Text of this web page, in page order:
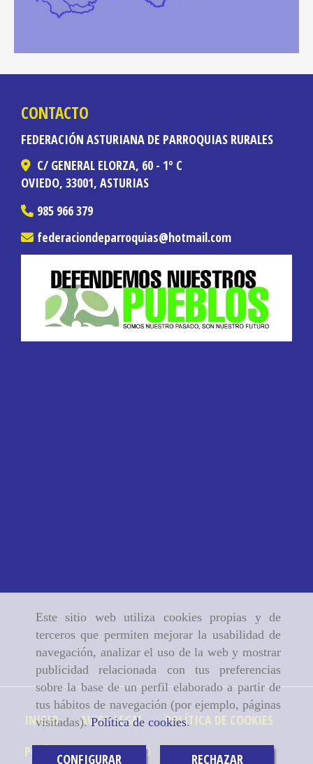
Este sitio web utiliza cookies propias y de
terceros que permiten mejorar la usabilidad de
navegación, analizar el uso de la web y mostrar
publicidad relacionada con tus preferencias
sobre la base de un perfil elaborado a partir de
tus hábitos de navegación (por ejemplo, páginas
visitadas).Política de cookies.
CONFIGURAR RECHAZAR
CONTACTO
FEDERACIÓN ASTURIANA DE PARROQUIAS RURALES
C/ GENERAL ELORZA, 60 - 1º C
OVIEDO, 33001, ASTURIAS
985 966 379
federaciondeparroquias
hotmail.com
INICIO AVISO LEGAL
POLÍTICA DE COOKIES
POLÍTICA DE PRIVACIDAD